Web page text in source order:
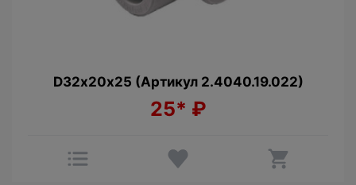
D32х20х25 (Артикул 2.4040.19.022)
25* ₽